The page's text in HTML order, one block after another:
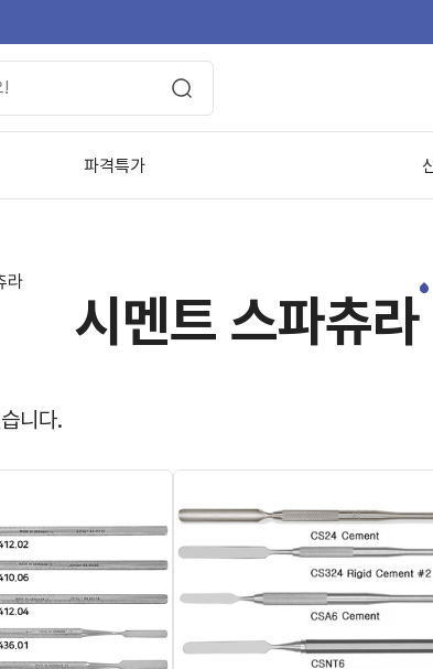
파격특가
라
시멘트 스파츄라
니다.